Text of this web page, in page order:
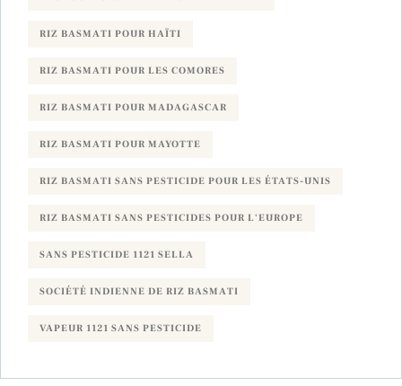
RIZ BASMATI POUR HAÏTI
RIZ BASMATI POUR LES COMORES
RIZ BASMATI POUR MADAGASCAR
RIZ BASMATI POUR MAYOTTE
RIZ BASMATI SANS PESTICIDE POUR LES ÉTATS-UNIS
RIZ BASMATI SANS PESTICIDES POUR L'EUROPE
SANS PESTICIDE 1121 SELLA
SOCIÉTÉ INDIENNE DE RIZ BASMATI
VAPEUR 1121 SANS PESTICIDE